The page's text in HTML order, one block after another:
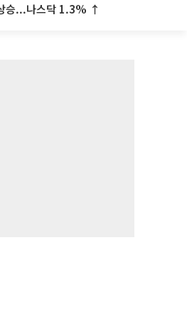
승...나스닥 1.3% ↑